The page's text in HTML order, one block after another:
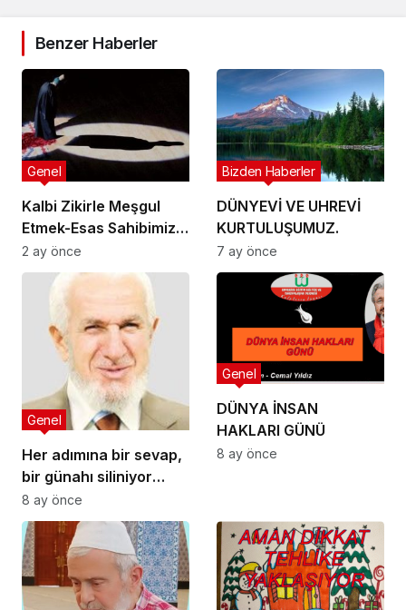
Benzer Haberler
Kalbi Zikirle Meşgul
Etmek-Esas Sahibimiz
kim? Video
Genel
2 ay önce
DÜNYEVİ VE UHREVİ
KURTULUŞUMUZ.
Bizden Haberler
7 ay önce
Her adımına bir sevap,
bir günahı siliniyor
camiye giderken
gelirken onlar dışında
bir de bu namazın
garantisi var.
Genel
8 ay önce
DÜNYA İNSAN
HAKLARI GÜNÜ
Genel
8 ay önce